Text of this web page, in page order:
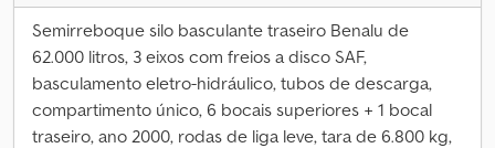
Semirreboque silo basculante traseiro Benalu de
62.000 litros, 3 eixos com freios a disco SAF,
basculamento eletro-hidráulico, tubos de descarga,
compartimento único, 6 bocais superiores + 1 bocal
traseiro, ano 2000, rodas de liga leve, tara de 6.800 kg,